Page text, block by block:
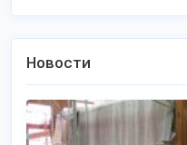
Новости